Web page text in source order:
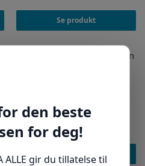
Se produkt
Se produkt